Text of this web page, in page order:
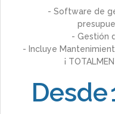
- Software de
- Gestión
- Incluye
¡
Desde